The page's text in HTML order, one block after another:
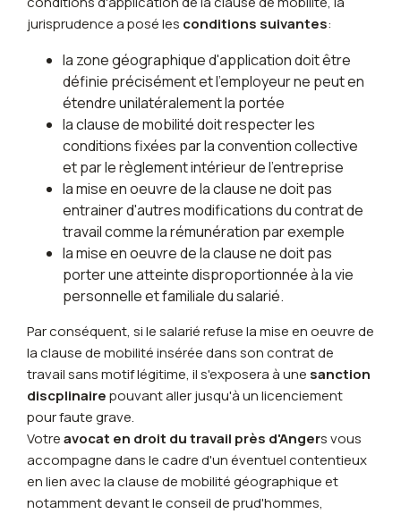
jurisprudence a posé les conditions suivantes:
la zone géographique d'application doit être
définie précisément et l'employeur ne peut en
étendre unilatéralement la portée
la clause de mobilité doit respecter les
conditions fixées par la convention collective
et par le règlement intérieur de l'entreprise
la mise en oeuvre de la clause ne doit pas
entrainer d'autres modifications du contrat de
travail comme la rémunération par exemple
la mise en oeuvre de la clause ne doit pas
porter une atteinte disproportionnée à la vie
personnelle et familiale du salarié.
Par conséquent, si le salarié refuse la mise en oeuvre de
la clause de mobilité insérée dans son contrat de
travail sans motif légitime, il s'exposera à une sanction
discplinairepouvant aller jusqu'à un licenciement
pour faute grave.
Votreavocat en droit du travail près d'Angers vous
accompagne dans le cadre d'un éventuel contentieux
en lien avec la clause de mobilité géographique et
notamment devant le conseil de prud'hommes,